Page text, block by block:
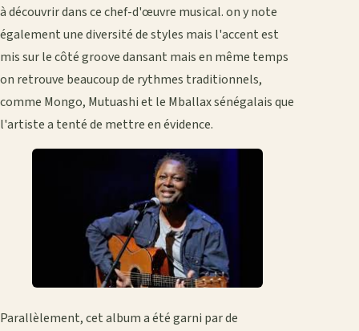
à découvrir dans ce chef-d'œuvre musical. on y note
également une diversité de styles mais l'accent est
mis sur le côté groove dansant mais en même temps
on retrouve beaucoup de rythmes traditionnels,
comme Mongo, Mutuashi et le Mballax sénégalais que
l'artiste a tenté de mettre en évidence.
Parallèlement, cet album a été garni par de